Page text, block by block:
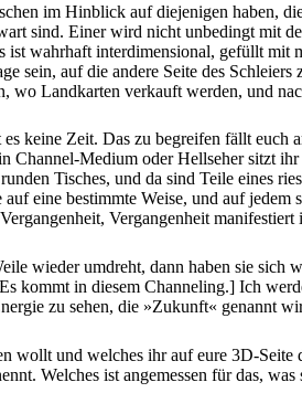
im Hinblick auf diejenigen haben,
sind. Einer wird nicht unbedingt mit
ist wahrhaft interdimensional, gefüllt
sein, auf die andere Seite des
wo Landkarten verkauft werden, und
keine Zeit. Das zu begreifen fällt
Medium oder Hellseher sitzt
Tisches, und da sind Teile eines
eine bestimmte Weise, und auf
Vergangenheit
wieder umdreht, dann haben sie
kommt in diesem Channeling.] Ich
zu sehen, die »Zukunft« genannt
wollt und welches ihr auf eure 3D-
Welches ist angemessen für das,